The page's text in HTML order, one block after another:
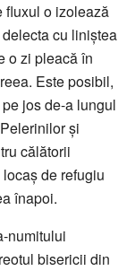
fluxul o izolează
cu liniştea
o zi pleacă în
Este posibil,
jos de-a lungul
şi
călătorii
de refugiu
înapoi.
numitului
bisericii din